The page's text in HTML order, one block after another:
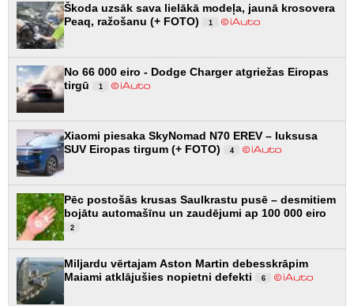
Škoda uzsāk sava lielākā modeļa, jaunā krosovera
Peaq, ražošanu (+ FOTO)
1
No 66 000 eiro - Dodge Charger atgriežas Eiropas
tirgū
1
Xiaomi piesaka SkyNomad N70 EREV – luksusa
SUV Eiropas tirgum (+ FOTO)
4
Pēc postošās krusas Saulkrastu pusē – desmitiem
bojātu automašīnu un zaudējumi ap 100 000 eiro
2
Miljardu vērtajam Aston Martin debesskrāpim
Maiami atklājušies nopietni defekti
6